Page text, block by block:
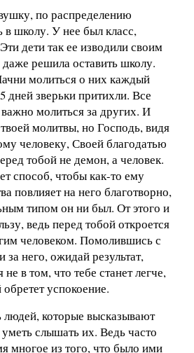
по распределению
школу. У нее был класс,
дети так ее изводили своим
решила оставить школу.
молиться о них каждый
дней зверьки притихли. Все
молиться за других. И
молитвы, но Господь, видя
человеку, Своей благодатью
тобой не демон, а человек.
способ, чтобы как-то ему
повлияет на него благотворно,
типом он ни был. От этого и
ведь перед тобой откроется
человеком. Помолившись с
за него, ожидай результат,
в том, что тебе станет легче,
успокоение.
которые высказывают
слышать их. Ведь часто
многое из того, что было ими